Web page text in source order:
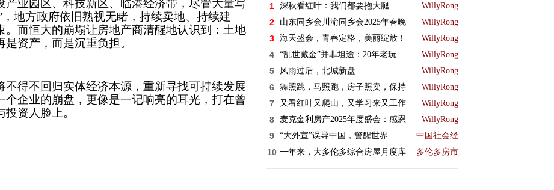
业园区、科技新区、临港经济带，尽管大量写
地方政府依旧熟视无睹，持续卖地、持续建
而恒大的崩塌让房地产商清醒地认识到：土地
资产，而是沉重负担。
不得不回归实体经济本源，重新寻找可持续发展
企业的崩盘，更像是一记响亮的耳光，打在曾
资人脸上。
1 深秋看红叶：我们都要抱大腿 WillyRong
2 山东同乡会川渝同乡会2025年春晚 WillyRong
3 海天盛会，青春定格，美丽绽放！ WillyRong
4 “乱世藏金”并非坦途：20年老玩 WillyRong
5 风雨过后，北城新盘 WillyRong
6 舞照跳，马照跑，房子照卖，保持 WillyRong
7 又看红叶又爬山，又学习来又工作 WillyRong
8 麦克金利房产2025年度盛会：感恩 WillyRong
9 “大外宣”误导中国，警醒世界 中国社会经
10 一年来，大多伦多综合房屋月度库 多伦多房市